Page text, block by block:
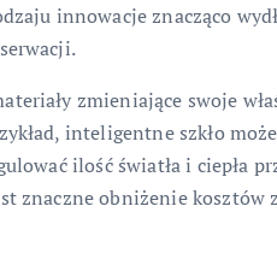
innowacje znacząco
zmieniające swoje
inteligentne szkło
ilość światła i ciepła
znaczne obniżenie kosztów